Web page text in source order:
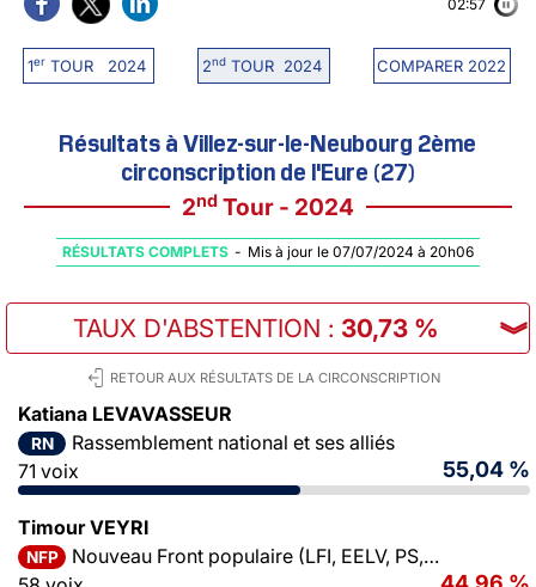
1erTOUR 2024 2ndTOUR 2024 COMPARER 2022
02:56
Résultats à Villez-sur-le-Neubourg 2ème
circonscription de l'Eure (27)
2nd Tour - 2024
RÉSULTATS COMPLETS - Mis à jour le 07/07/2024 à 20h06
TAUX D'ABSTENTION : 30,73 % ︾
RETOUR AUX RÉSULTATS DE LA CIRCONSCRIPTION
Katiana LEVAVASSEUR
RN
Rassemblement national et ses alliés
71 voix
55,04 %
Timour VEYRI
NFP
Nouveau Front populaire (LFI, EELV, PS, PCF)